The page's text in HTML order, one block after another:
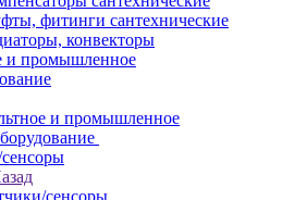
фитинги сантехнические
конвекторы
и промышленное
и промышленное
сенсоры